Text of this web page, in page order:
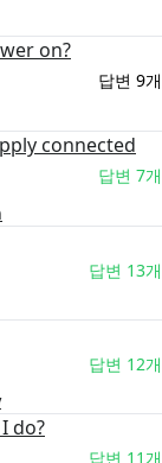
on?
답변 9개
connected
답변 7개
답변 13개
답변 12개
do?
답변 11개